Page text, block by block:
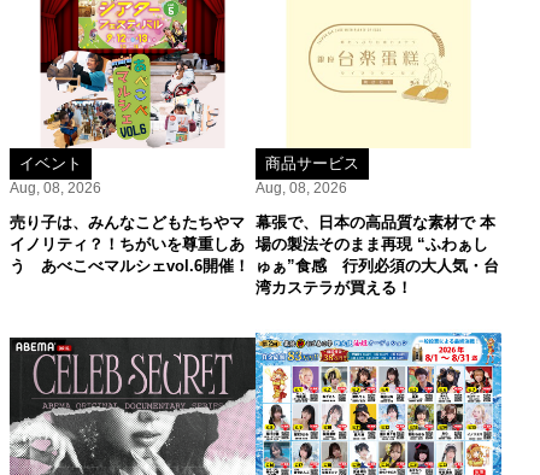
イベント
Aug, 08, 2026
売り子は、みんなこどもたちやマ
イノリティ？！ちがいを尊重しあ
う あべこべマルシェvol.6開催！
商品サービス
Aug, 08, 2026
幕張で、日本の高品質な素材で 本
場の製法そのまま再現 “ふわぁし
ゅぁ”食感 行列必須の大人気・台
湾カステラが買える！